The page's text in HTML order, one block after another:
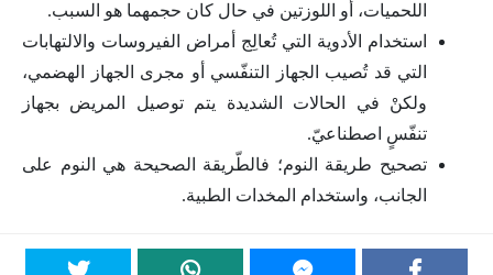
اللحميات، أو اللوزتين في حال كان حجمهما هو السبب.
استخدام الأدوية التي تُعالِج أمراض الفيروسات والالتهابات
التي قد تُصيب الجهاز التنفّسي أو مجرى الجهاز الهضمي،
ولكنْ في الحالات الشديدة يتم توصيل المريض بجهاز
تنفّسٍ اصطناعيّ.
تصحيح طريقة النوم؛ فالطّريقة الصحيحة هي النوم على
الجانب، واستخدام المخدات الطبية.